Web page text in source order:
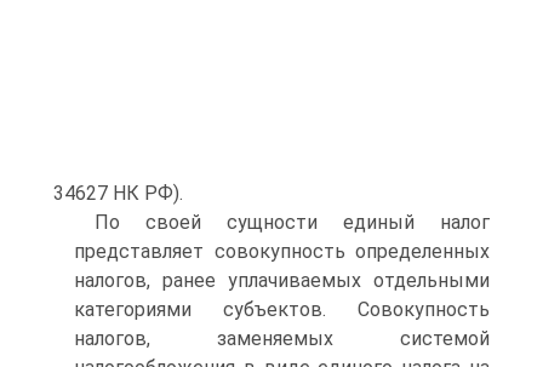
34627 НК РФ).
По своей сущности единый налог
представляет совокупность определенных
налогов, ранее уплачиваемых отдельными
категориями субъектов. Совокупность
налогов, заменяемых системой